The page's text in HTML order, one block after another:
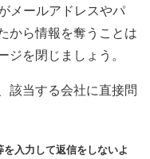
メールアドレスやパ
から情報を奪うことは
を閉じましょう。
該当する会社に直接問
入力して返信をしないよ